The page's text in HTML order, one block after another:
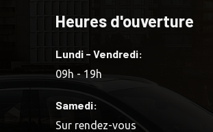
Heures d'ouverture
Lundi - Vendredi:
09h - 19h
Samedi:
Sur rendez-vous